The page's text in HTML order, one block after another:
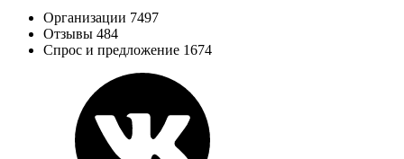
Организации 7497
Отзывы 484
Спрос и предложение 1674